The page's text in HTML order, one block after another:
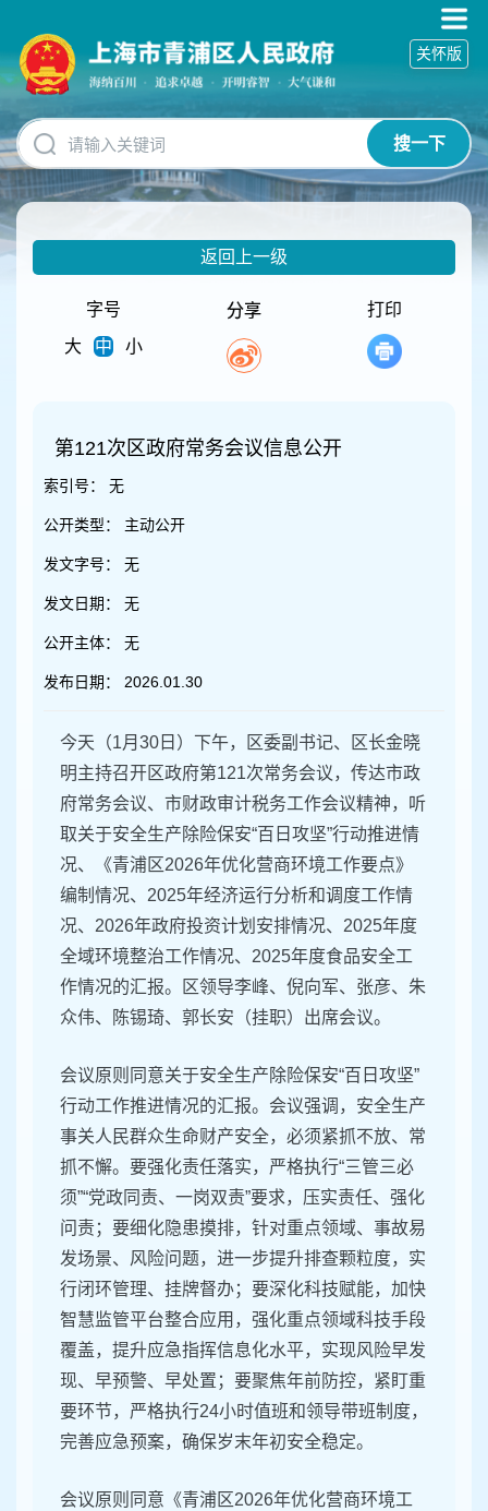
碍
操
明
跳
转
到
网
搜一下
关怀版
返回上一级
字号
大
中 小
分享 打印
第121次区政府常务会议信息公开
索引号： 无
公开类型： 主动公开
发文字号： 无
发文日期： 无
公开主体： 无
发布日期： 2026.01.30
今天（1月30日）下午，区委副书记、区长金晓
明主持召开区政府第121次常务会议，传达市政
府常务会议、市财政审计税务工作会议精神，听
取关于安全生产除险保安“百日攻坚”行动推进情
况、《青浦区2026年优化营商环境工作要点》
编制情况、2025年经济运行分析和调度工作情
况、2026年政府投资计划安排情况、2025年度
全域环境整治工作情况、2025年度食品安全工
作情况的汇报。区领导李峰、倪向军、张彦、朱
众伟、陈锡琦、郭长安（挂职）出席会议。
会议原则同意关于安全生产除险保安“百日攻坚”
行动工作推进情况的汇报。会议强调，安全生产
事关人民群众生命财产安全，必须紧抓不放、常
抓不懈。要强化责任落实，严格执行“三管三必
须”“党政同责、一岗双责”要求，压实责任、强化
问责；要细化隐患摸排，针对重点领域、事故易
发场景、风险问题，进一步提升排查颗粒度，实
行闭环管理、挂牌督办；要深化科技赋能，加快
智慧监管平台整合应用，强化重点领域科技手段
覆盖，提升应急指挥信息化水平，实现风险早发
现、早预警、早处置；要聚焦年前防控，紧盯重
要环节，严格执行24小时值班和领导带班制度，
完善应急预案，确保岁末年初安全稳定。
会议原则同意《青浦区2026年优化营商环境工